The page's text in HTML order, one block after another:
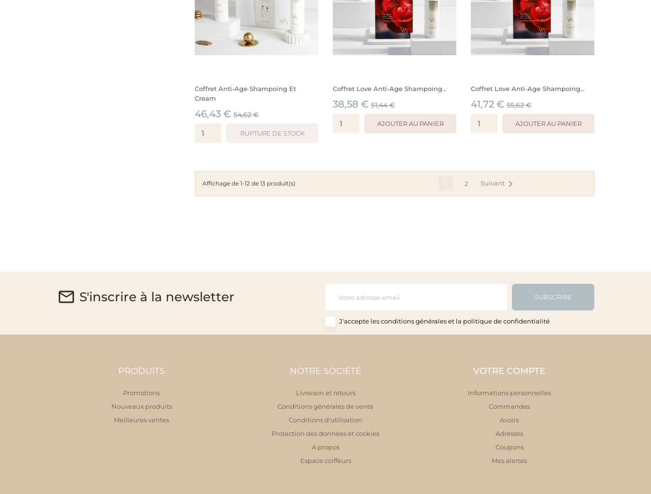
Coffret Anti-Age Shampoing Et
Cream
46,43 € 54,62 €
RUPTURE DE STOCK
Coffret Love Anti-Age Shampoing...
38,58 € 51,44 €
AJOUTER AU PANIER
Coffret Love Anti-Age Shampoing...
41,72 € 55,62 €
AJOUTER AU PANIER
Affichage de 1-12 de 13 produit(s) 1 2 Suivant 
S'inscrire à la newsletter SUBSCRIBE
J'accepte les conditions générales et la politique de confidentialité
PRODUITS
Promotions
Nouveaux produits
Meilleures ventes
NOTRE SOCIÉTÉ
Livraison et retours
Conditions générales de vente
Conditions d'utilisation
Protection des données et cookies
A propos
Espace coiffeurs
VOTRE COMPTE
Informations personnelles
Commandes
Avoirs
Adresses
Coupons
Mes alertes